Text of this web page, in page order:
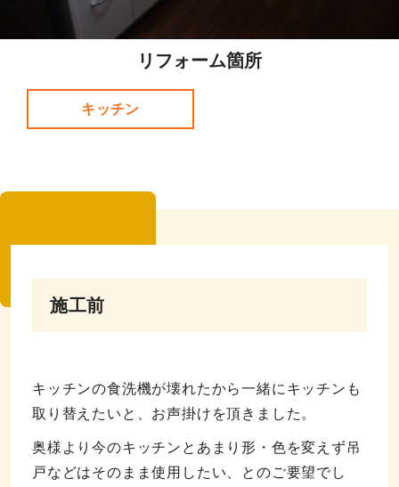
リフォーム箇所
キッチン
施工前
キッチンの食洗機が壊れたから一緒にキッチンも
取り替えたいと、お声掛けを頂きました。
奥様より今のキッチンとあまり形・色を変えず吊
戸などはそのまま使用したい、とのご要望でし